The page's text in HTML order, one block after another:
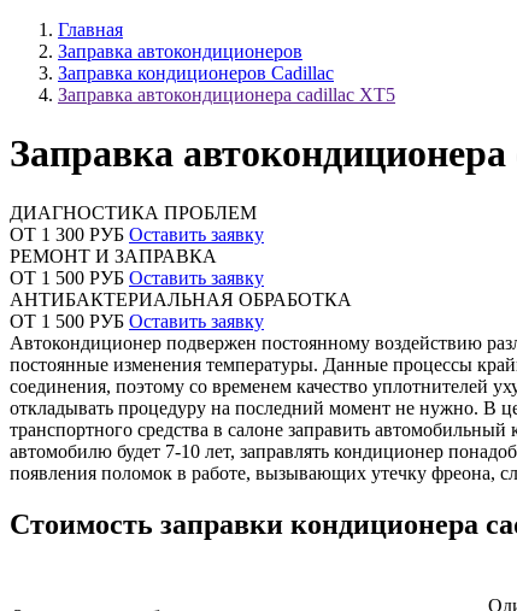
Главная
Заправка автокондиционеров
Заправка кондиционеров Сadillac
Заправка автокондиционера cadillac XT5
Заправка
ДИАГНОСТИКА ПРОБЛЕМ
ОТ 1 300 РУБ Оставить заявку
РЕМОНТ И ЗАПРАВКА
ОТ 1 500 РУБ Оставить заявку
АНТИБАКТЕРИАЛЬНАЯ ОБРАБОТКА
ОТ 1 500 РУБ Оставить заявку
Автокондиционер подвержен постоянному воздействию
постоянные изменения температуры. Данные процессы
соединения, поэтому со временем качество уплотнителей
откладывать процедуру на последний момент не нужно. В
транспортного средства в салоне заправить
автомобилю будет 7-10 лет, заправлять кондиционер
появления поломок в работе, вызывающих утечку фреона,
Стоимость заправки кондиционера